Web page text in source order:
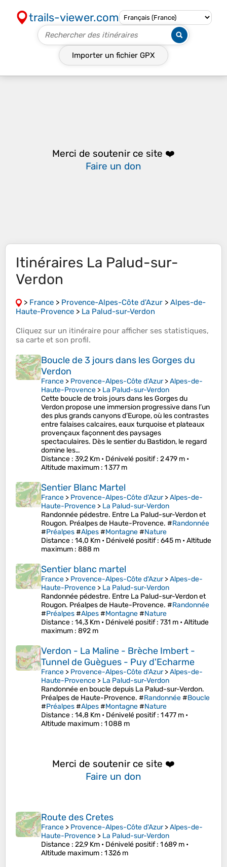
trails-viewer.com
Importer un fichier GPX
Merci de soutenir ce site ❤️
Faire un don
Itinéraires La Palud-sur-
Verdon
> France > Provence-Alpes-Côte d'Azur > Alpes-de-
Haute-Provence > La Palud-sur-Verdon
Cliquez sur un itinéraire pour afficher ses statistiques,
sa carte et son profil.
Boucle de 3 jours dans les Gorges du
Verdon
France > Provence-Alpes-Côte d'Azur>Alpes-de-
Haute-Provence > La Palud-sur-Verdon
Cette boucle de trois jours dans les Gorges du
Verdon propose une immersion progressive dans l’un
des plus grands canyons d’Europe, où les contrastes
entre falaises calcaires, eaux turquoise et plateaux
provençaux façonnent des paysages
spectaculaires. Dès le sentier du Bastidon, le regard
domine les…
Distance : 39,2 Km • Dénivelé positif: 2 479 m •
Altitude maximum : 1 377 m
Sentier Blanc Martel
France > Provence-Alpes-Côte d'Azur>Alpes-de-
Haute-Provence > La Palud-sur-Verdon
Randonnée pédestre. Entre La Palud-sur-Verdon et
Rougon. Préalpes de Haute-Provence. #Randonnée
#Préalpes#Alpes#Montagne#Nature
Distance : 14,0 Km • Dénivelé positif: 645 m •Altitude
maximum : 888 m
Sentier blanc martel
France > Provence-Alpes-Côte d'Azur>Alpes-de-
Haute-Provence > La Palud-sur-Verdon
Randonnée pédestre. Entre La Palud-sur-Verdon et
Rougon. Préalpes de Haute-Provence. #Randonnée
#Préalpes#Alpes#Montagne#Nature
Distance : 14,3 Km • Dénivelé positif: 731 m •Altitude
maximum : 892 m
Verdon - La Maline - Brèche Imbert -
Tunnel de Guègues - Puy d'Echarme
France > Provence-Alpes-Côte d'Azur>Alpes-de-
Haute-Provence > La Palud-sur-Verdon
Randonnée en boucle depuis La Palud-sur-Verdon.
Préalpes de Haute-Provence. #Randonnée#Boucle
#Préalpes#Alpes#Montagne#Nature
Distance : 14,8 Km • Dénivelé positif: 1 477 m •
Altitude maximum : 1 088 m
Merci de soutenir ce site ❤️
Faire un don
Route des Cretes
France > Provence-Alpes-Côte d'Azur>Alpes-de-
Haute-Provence > La Palud-sur-Verdon
Distance : 22,9 Km • Dénivelé positif: 1 689 m •
Altitude maximum : 1 326 m